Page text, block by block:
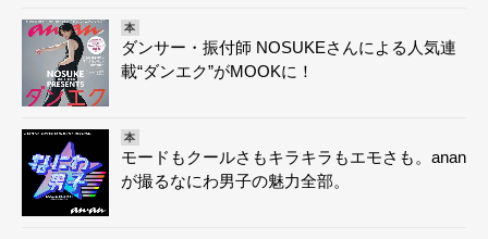
本
ダンサー・振付師 NOSUKEさんによる人気連
載“ダンエク”がMOOKに！
本
モードもクールさもキラキラもエモさも。anan
が撮るなにわ男子の魅力全部。